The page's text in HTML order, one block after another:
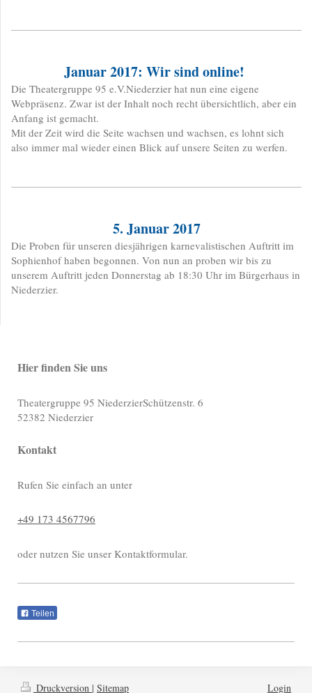
Januar 2017: Wir sind online!
​Die Theatergruppe 95 e.V.Niederzier hat nun eine eigene
Webpräsenz. Zwar ist der Inhalt noch recht übersichtlich, aber ein
Anfang ist gemacht.
Mit der Zeit wird die Seite wachsen und wachsen, es lohnt sich
also immer mal wieder einen Blick auf unsere Seiten zu werfen.
5. Januar 2017
Die Proben für unseren diesjährigen karnevalistischen Auftritt im
Sophienhof haben begonnen. Von nun an proben wir bis zu
unserem Auftritt jeden Donnerstag ab 18:30 Uhr im Bürgerhaus in
Niederzier.
Hier finden Sie uns
Theatergruppe 95 NiederzierSchützenstr. 6
52382 Niederzier
Kontakt
Rufen Sie einfach an unter
+49 173 4567796
oder nutzen Sie unser Kontaktformular.
Teilen
Druckversion | Sitemap Login